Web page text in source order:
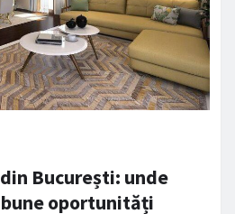
București: unde
oportunități